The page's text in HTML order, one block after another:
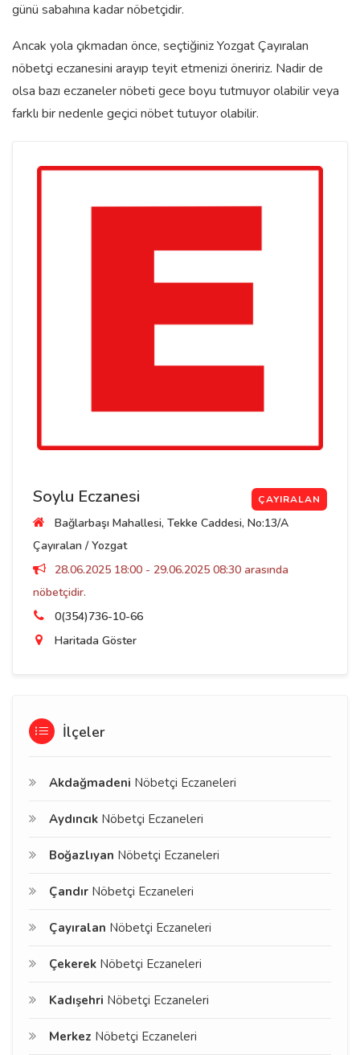
günü sabahına kadar nöbetçidir.
Ancak yola çıkmadan önce, seçtiğiniz Yozgat Çayıralan
nöbetçi eczanesini arayıp teyit etmenizi öneririz. Nadir de
olsa bazı eczaneler nöbeti gece boyu tutmuyor olabilir veya
farklı bir nedenle geçici nöbet tutuyor olabilir.
Soylu Eczanesi ÇAYIRALAN
Bağlarbaşı Mahallesi, Tekke Caddesi, No:13/A
Çayıralan / Yozgat
28.06.2025 18:00 - 29.06.2025 08:30 arasında
nöbetçidir.
0(354)736-10-66
Haritada Göster
İlçeler
Akdağmadeni Nöbetçi Eczaneleri
Aydıncık Nöbetçi Eczaneleri
Boğazlıyan Nöbetçi Eczaneleri
Çandır Nöbetçi Eczaneleri
Çayıralan Nöbetçi Eczaneleri
Çekerek Nöbetçi Eczaneleri
Kadışehri Nöbetçi Eczaneleri
Merkez Nöbetçi Eczaneleri